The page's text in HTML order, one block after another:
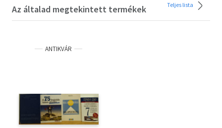
Az általad megtekintett termékek Teljes lista
ANTIKVÁR